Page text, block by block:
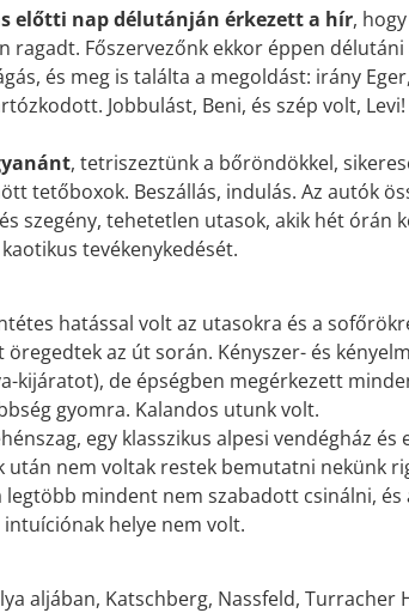
előtti nap délutánján érkezett a hír,
ragadt. Főszervezőnk ekkor éppen
és meg is találta a megoldást: irány
Jobbulást, Beni, és szép volt, Levi!
, tetriszeztünk a bőröndökkel,
tetőboxok. Beszállás, indulás. Az autók
szegény, tehetetlen utasok, akik hét órán
tevékenykedését.
hatással volt az utasokra és a
öregedtek az út során. Kényszer- és
kijáratot), de épségben megérkezett
gyomra. Kalandos utunk volt.
egy klasszikus alpesi vendégház
után nem voltak restek bemutatni nekünk
mindent nem szabadott csinálni,
helye nem volt.
aljában, Katschberg, Nassfeld, Turracher